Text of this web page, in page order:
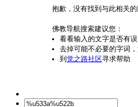
抱歉，没有找到与此相关的
佛教导航搜索建议您：
看看输入的文字是否有误
去掉可能不必要的字词，
到 觉之路社区寻求帮助